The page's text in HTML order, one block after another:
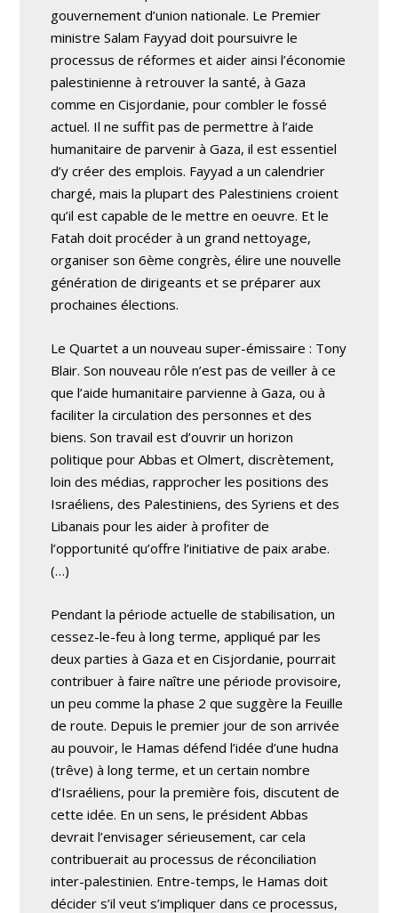
gouvernement d’union nationale. Le Premier
ministre Salam Fayyad doit poursuivre le
processus de réformes et aider ainsi l’économie
palestinienne à retrouver la santé, à Gaza
comme en Cisjordanie, pour combler le fossé
actuel. Il ne suffit pas de permettre à l’aide
humanitaire de parvenir à Gaza, il est essentiel
d’y créer des emplois. Fayyad a un calendrier
chargé, mais la plupart des Palestiniens croient
qu’il est capable de le mettre en oeuvre. Et le
Fatah doit procéder à un grand nettoyage,
organiser son 6ème congrès, élire une nouvelle
génération de dirigeants et se préparer aux
prochaines élections.
Le Quartet a un nouveau super-émissaire : Tony
Blair. Son nouveau rôle n’est pas de veiller à ce
que l’aide humanitaire parvienne à Gaza, ou à
faciliter la circulation des personnes et des
biens. Son travail est d’ouvrir un horizon
politique pour Abbas et Olmert, discrètement,
loin des médias, rapprocher les positions des
Israéliens, des Palestiniens, des Syriens et des
Libanais pour les aider à profiter de
l’opportunité qu’offre l’initiative de paix arabe.
(…)
Pendant la période actuelle de stabilisation, un
cessez-le-feu à long terme, appliqué par les
deux parties à Gaza et en Cisjordanie, pourrait
contribuer à faire naître une période provisoire,
un peu comme la phase 2 que suggère la Feuille
de route. Depuis le premier jour de son arrivée
au pouvoir, le Hamas défend l’idée d’une hudna
(trêve) à long terme, et un certain nombre
d’Israéliens, pour la première fois, discutent de
cette idée. En un sens, le président Abbas
devrait l’envisager sérieusement, car cela
contribuerait au processus de réconciliation
inter-palestinien. Entre-temps, le Hamas doit
décider s’il veut s’impliquer dans ce processus,